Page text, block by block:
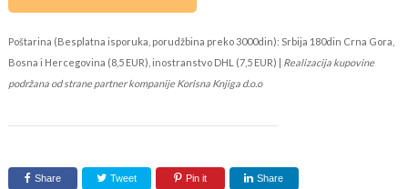
Poštarina (Besplatna isporuka, porudžbina preko 3000din): Srbija 180din Crna Gora,
Bosna i Hercegovina (8,5 EUR), inostranstvo DHL (7,5 EUR) | Realizacija kupovine
podržana od strane partner kompanije Korisna Knjiga d.o.o
Share Tweet Pin it Share